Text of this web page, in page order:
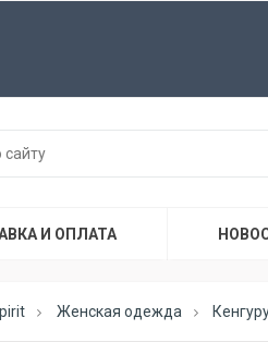
И ОПЛАТА
Женская одежда